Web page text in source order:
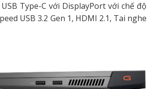
Type-C với DisplayPort với chế độ
​​USB 3.2 Gen 1, HDMI 2.1, Tai nghe